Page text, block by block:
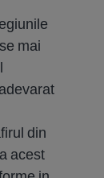
mai
din
acest